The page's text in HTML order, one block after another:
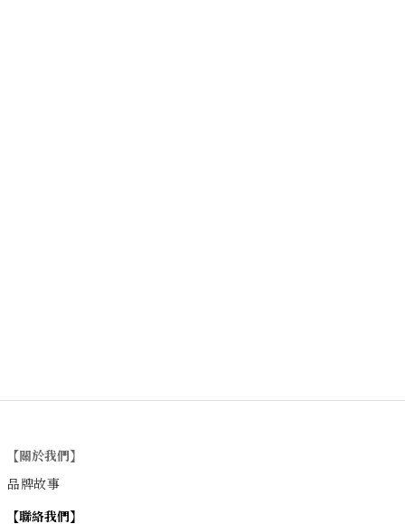
【關於我們】
品牌故事
【聯絡我們】